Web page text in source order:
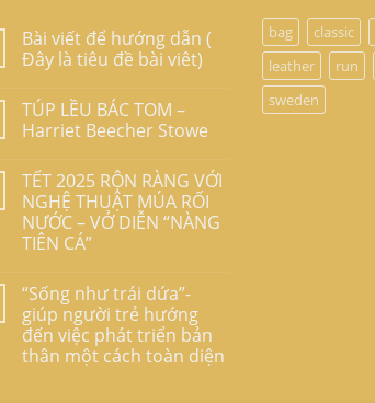
Bài viết để hướng dẫn (
Đây là tiêu đề bài viêt)
TÚP LỀU BÁC TOM –
Harriet Beecher Stowe
TẾT 2025 RỘN RÀNG VỚI
NGHỆ THUẬT MÚA RỐI
NƯỚC – VỞ DIỄN “NÀNG
TIÊN CÁ”
“Sống như trái dứa”-
giúp người trẻ hướng
đến việc phát triển bản
thân một cách toàn diện
bag classic
leather
run
sweden